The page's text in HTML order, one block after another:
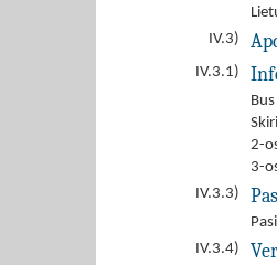
IV.3)
IV.3.1)
2-
3-
IV.3.3)
IV.3.4)